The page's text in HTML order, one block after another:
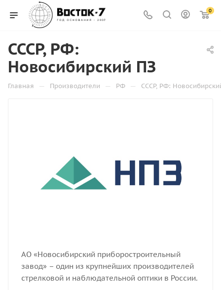
0
СССР, РФ:
Новосибирский ПЗ
Главная — Производители — РФ — СССР, РФ:
АО «Новосибирский приборостроительный
завод» – один из крупнейших производителей
стрелковой и наблюдательной оптики в России.